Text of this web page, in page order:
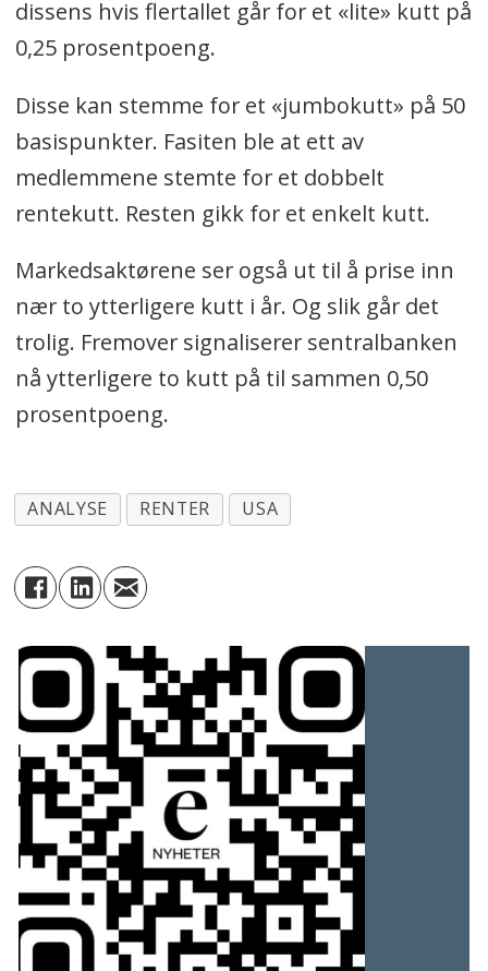
dissens hvis flertallet går for et «lite» kutt på
0,25 prosentpoeng.
Disse kan stemme for et «jumbokutt» på 50
basispunkter. Fasiten ble at ett av
medlemmene stemte for et dobbelt
rentekutt. Resten gikk for et enkelt kutt.
Markedsaktørene ser også ut til å prise inn
nær to ytterligere kutt i år. Og slik går det
trolig. Fremover signaliserer sentralbanken
nå ytterligere to kutt på til sammen 0,50
prosentpoeng.
ANALYSE RENTER USA